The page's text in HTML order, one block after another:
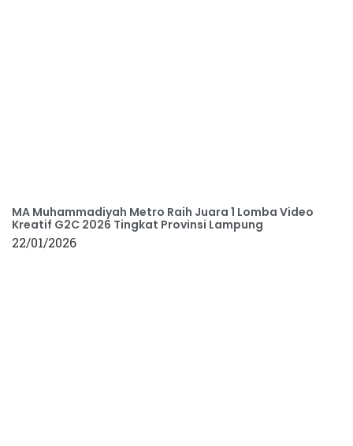
MA Muhammadiyah Metro Raih Juara 1 Lomba Video
Kreatif G2C 2026 Tingkat Provinsi Lampung
22/01/2026